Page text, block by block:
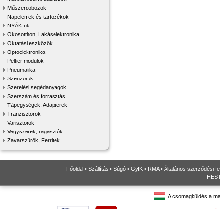
Műszerdobozok
Napelemek és tartozékok
NYÁK-ok
Okosotthon, Lakáselektronika
Oktatási eszközök
Optoelektronika
Peltier modulok
Pneumatika
Szenzorok
Szerelési segédanyagok
Szerszám és forrasztás
Tápegységek, Adapterek
Tranzisztorok
Varisztorok
Vegyszerek, ragasztók
Zavarszűrők, Ferritek
Főoldal • Szállítás • Súgó • GyIK • RMA• Általános szerződési
A csomagküldés a